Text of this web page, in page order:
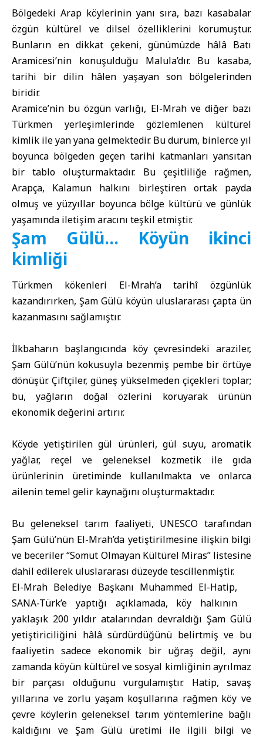
Bölgedeki Arap köylerinin yanı sıra, bazı kasabalar
özgün kültürel ve dilsel özelliklerini korumuştur.
Bunların en dikkat çekeni, günümüzde hâlâ Batı
Aramicesi’nin konuşulduğu Malula’dır. Bu kasaba,
tarihi bir dilin hâlen yaşayan son bölgelerinden
biridir.
Aramice’nin bu özgün varlığı, El-Mrah ve diğer bazı
Türkmen yerleşimlerinde gözlemlenen kültürel
kimlik ile yan yana gelmektedir. Bu durum, binlerce yıl
boyunca bölgeden geçen tarihi katmanları yansıtan
bir tablo oluşturmaktadır. Bu çeşitliliğe rağmen,
Arapça, Kalamun halkını birleştiren ortak payda
olmuş ve yüzyıllar boyunca bölge kültürü ve günlük
yaşamında iletişim aracını teşkil etmiştir.
Şam Gülü… Köyün ikinci
kimliği
Türkmen kökenleri El-Mrah’a tarihî özgünlük
kazandırırken, Şam Gülü köyün uluslararası çapta ün
kazanmasını sağlamıştır.
İlkbaharın başlangıcında köy çevresindeki araziler,
Şam Gülü’nün kokusuyla bezenmiş pembe bir örtüye
dönüşür. Çiftçiler, güneş yükselmeden çiçekleri toplar;
bu, yağların doğal özlerini koruyarak ürünün
ekonomik değerini artırır.
Köyde yetiştirilen gül ürünleri, gül suyu, aromatik
yağlar, reçel ve geleneksel kozmetik ile gıda
ürünlerinin üretiminde kullanılmakta ve onlarca
ailenin temel gelir kaynağını oluşturmaktadır.
Bu geleneksel tarım faaliyeti, UNESCO tarafından
Şam Gülü’nün El-Mrah’da yetiştirilmesine ilişkin bilgi
ve beceriler “Somut Olmayan Kültürel Miras” listesine
dahil edilerek uluslararası düzeyde tescillenmiştir.
El-Mrah Belediye Başkanı Muhammed El-Hatip,
SANA-Türk’e yaptığı açıklamada, köy halkının
yaklaşık 200 yıldır atalarından devraldığı Şam Gülü
yetiştiriciliğini hâlâ sürdürdüğünü belirtmiş ve bu
faaliyetin sadece ekonomik bir uğraş değil, aynı
zamanda köyün kültürel ve sosyal kimliğinin ayrılmaz
bir parçası olduğunu vurgulamıştır. Hatip, savaş
yıllarına ve zorlu yaşam koşullarına rağmen köy ve
çevre köylerin geleneksel tarım yöntemlerine bağlı
kaldığını ve Şam Gülü üretimi ile ilgili bilgi ve